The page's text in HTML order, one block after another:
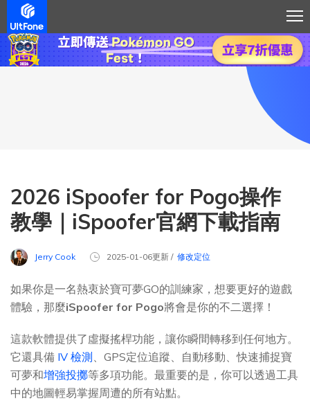
2026 iSpoofer for Pogo操作
教學｜iSpoofer官網下載指南
Jerry Cook 2025-01-06更新 / 修改定位
如果你是一名熱衷於寶可夢GO的訓練家，想要更好的遊戲
體驗，那麼iSpoofer for Pogo將會是你的不二選擇！
這款軟體提供了虛擬搖桿功能，讓你瞬間轉移到任何地方。
它還具備 IV 檢測 、GPS定位追蹤、自動移動、快速捕捉寶
可夢和增強投擲等多項功能。最重要的是，你可以透過工具
中的地圖輕易掌握周遭的所有站點。